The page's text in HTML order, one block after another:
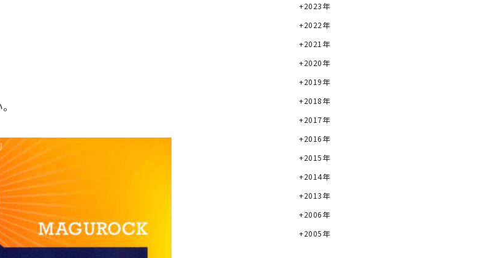
2023年
2022年
2021年
2020年
2019年
2018年
2017年
2016年
2015年
2014年
2013年
2006年
2005年